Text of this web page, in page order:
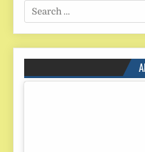
Search
for: